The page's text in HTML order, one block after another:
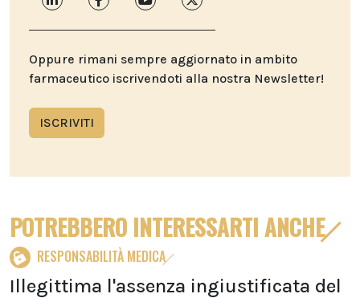
Oppure rimani sempre aggiornato in ambito
farmaceutico iscrivendoti alla nostra Newsletter!
ISCRIVITI
POTREBBERO INTERESSARTI ANCHE
RESPONSABILITÀ MEDICA
Illegittima l'assenza ingiustificata del